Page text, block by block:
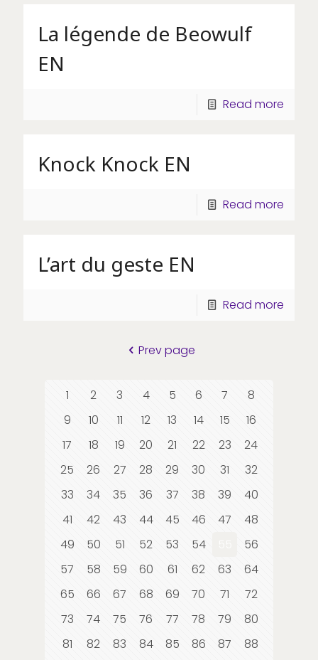
La légende de Beowulf
EN
Read more
Knock Knock EN
Read more
L’art du geste EN
Read more
Prev page
1 2 3 4 5 6 7
8
9
10 11 12 13 14 15
16
17
18 19 20 21 22 23
24
25
26 27 28 29 30 31
32
33
34 35 36 37 38 39
40
41
42 43 44 45 46 47
48
49
50 51 52 53 54
56
57
58 59 60 61 62 63
64
65
66 67 68 69 70 71
72
73
74 75 76 77 78 79
80
81
82 83 84 85 86 87
88